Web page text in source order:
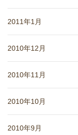
2011年1月
2010年12月
2010年11月
2010年10月
2010年9月